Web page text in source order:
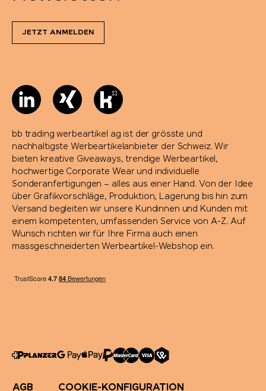
JETZT ANMELDEN
bb trading werbeartikel ag ist der grösste und
nachhaltigste Werbeartikelanbieter der Schweiz. Wir
bieten kreative Giveaways, trendige Werbeartikel,
hochwertige Corporate Wear und individuelle
Sonderanfertigungen – alles aus einer Hand. Von der Idee
über Grafikvorschläge, Produktion, Lagerung bis hin zum
Versand begleiten wir unsere Kundinnen und Kunden mit
einem kompetenten, umfassenden Service von A-Z. Auf
Wunsch richten wir für Ihre Firma auch einen
massgeschneiderten Werbeartikel-Webshop ein.
AGB COOKIE-KONFIGURATION